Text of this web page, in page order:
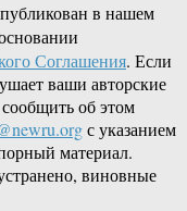
в нашем
Соглашения. Если
ваши авторские
об этом
с указанием
материал.
виновные